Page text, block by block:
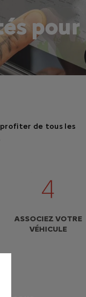
pour
de tous les
ASSOCIEZ VOTRE
VÉHICULE